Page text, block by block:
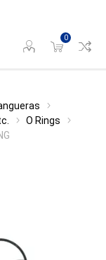
0
O Rings